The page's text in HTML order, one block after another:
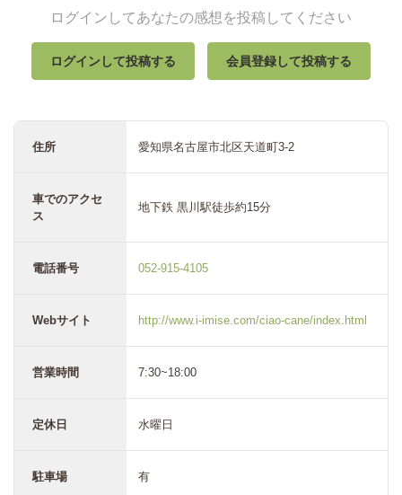
ログインしてあなたの感想を投稿してください
ログインして投稿する 会員登録して投稿する
住所 愛知県名古屋市北区天道町3-2
車でのアクセ
ス
地下鉄 黒川駅徒歩約15分
電話番号 052-915-4105
Webサイト http://www.i-imise.com/ciao-cane/index.html
営業時間 7:30~18:00
定休日 水曜日
駐車場 有